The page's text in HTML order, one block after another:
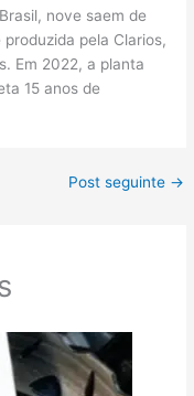
nove saem de
pela Clarios,
Em 2022, a planta
15 anos de
Post seguinte →